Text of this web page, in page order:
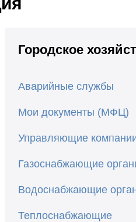
Городское
Аварийные службы
Мои документы (МФЦ)
Управляющие
Газоснабжающие
Водоснабжающие
Теплоснабжающие